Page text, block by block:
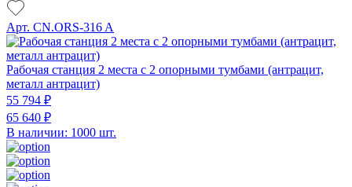
Арт. CN.ORS-316 A
Рабочая станция 2 места с 2 опорными тумбами (антрацит,
металл антрацит)
55 794 ₽
65 640 ₽
В наличии: 1000 шт.